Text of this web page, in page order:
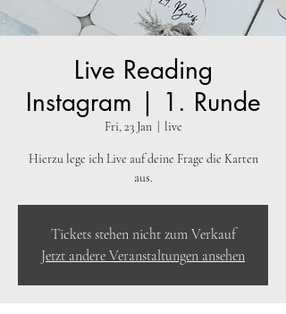
Live Reading
Instagram | 1. Runde
Fri, 23 Jan
  |
live
Hierzu lege ich Live auf deine Frage die Karten
aus.
Tickets stehen nicht zum Verkauf
Jetzt andere Veranstaltungen ansehen